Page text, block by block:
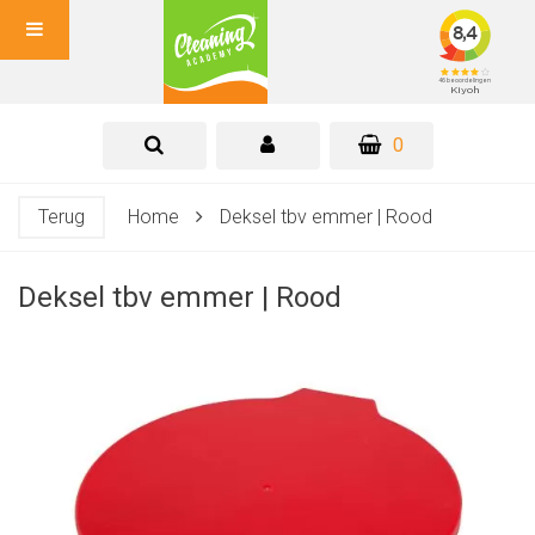
0
Terug Home Deksel tbv emmer | Rood
Deksel tbv emmer | Rood